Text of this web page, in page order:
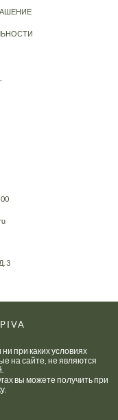
3
при каких условиях
на сайте, не являются
вы можете получить при